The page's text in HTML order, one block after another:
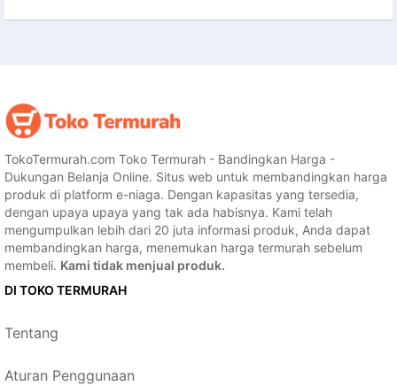
TokoTermurah.com Toko Termurah - Bandingkan Harga -
Dukungan Belanja Online. Situs web untuk membandingkan harga
produk di platform e-niaga. Dengan kapasitas yang tersedia,
dengan upaya upaya yang tak ada habisnya. Kami telah
mengumpulkan lebih dari 20 juta informasi produk, Anda dapat
membandingkan harga, menemukan harga termurah sebelum
membeli. Kami tidak menjual produk.
DI TOKO TERMURAH
Tentang
Aturan Penggunaan